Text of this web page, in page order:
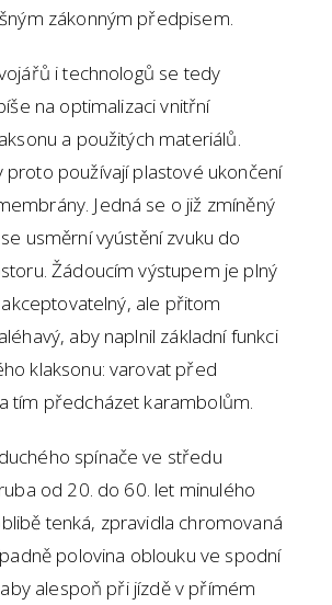
zákonným předpisem.
i technologů se tedy
na optimalizaci vnitřní
a použitých materiálů.
používají plastové ukončení
Jedná se o již zmíněný
usměrní vyústění zvuku do
Žádoucím výstupem je plný
ale přitom
aby naplnil základní funkci
klaksonu: varovat před
tím předcházet karambolům.
spínače ve středu
od 20. do 60. let minulého
tenká, zpravidla chromovaná
polovina oblouku ve spodní
alespoň při jízdě v přímém